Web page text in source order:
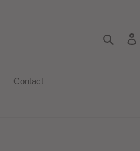
Zoeken
Contact